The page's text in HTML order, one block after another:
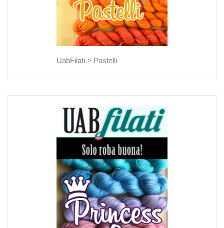
UabFilati > Pastelli